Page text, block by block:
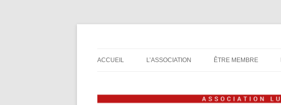
ACCUEIL L’ASSOCIATION ÊTRE MEMBRE